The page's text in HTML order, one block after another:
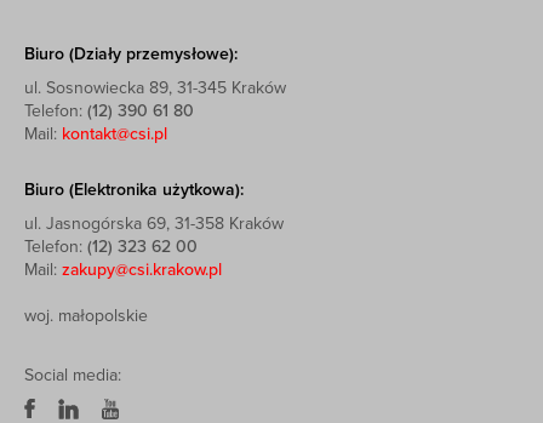
Biuro (Działy przemysłowe):
ul. Sosnowiecka 89, 31-345 Kraków
Telefon: (12) 390 61 80
Mail: kontakt@csi.pl
Biuro (Elektronika użytkowa):
ul. Jasnogórska 69, 31-358 Kraków
Telefon: (12) 323 62 00
Mail: zakupy@csi.krakow.pl
woj. małopolskie
Social media: